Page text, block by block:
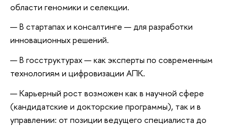
области геномики и селекции.
В стартапах и консалтинге — для разработки
инновационных решений.
В госструктурах — как эксперты по современным
технологиям и цифровизации АПК.
Карьерный рост возможен как в научной сфере
(кандидатские и докторские программы), так и в
управлении: от позиции ведущего специалиста до